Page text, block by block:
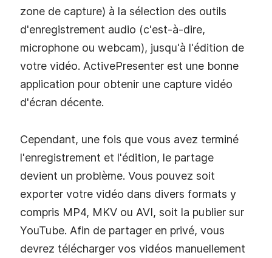
zone de capture) à la sélection des outils
d'enregistrement audio (c'est-à-dire,
microphone ou webcam), jusqu'à l'édition de
votre vidéo. ActivePresenter est une bonne
application pour obtenir une capture vidéo
d'écran décente.
Cependant, une fois que vous avez terminé
l'enregistrement et l'édition, le partage
devient un problème. Vous pouvez soit
exporter votre vidéo dans divers formats y
compris MP4, MKV ou AVI, soit la publier sur
YouTube. Afin de partager en privé, vous
devrez télécharger vos vidéos manuellement